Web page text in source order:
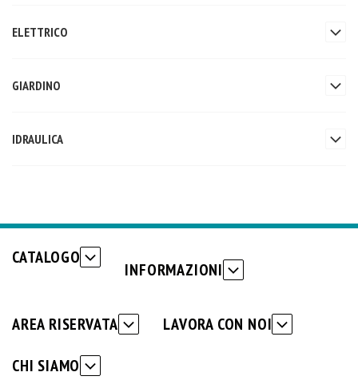
ELETTRICO
GIARDINO
IDRAULICA
CHI SIAMO
CATALOGO
INFORMAZIONI
AREA RISERVATA LAVORA CON NOI